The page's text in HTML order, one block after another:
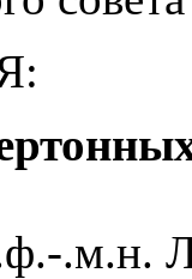
.м.н.